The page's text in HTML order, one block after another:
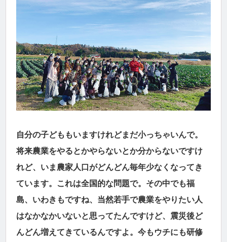
自分の子どももいますけれどまだ小っちゃいんで。
将来農業をやるとかやらないとか分からないですけ
れど、いま農家人口がどんどん毎年少なくなってき
ています。これは全国的な問題で。その中でも福
島、いわきもですね、当然若手で農業をやりたい人
はなかなかいないと思ってたんですけど、震災後ど
んどん増えてきているんですよ。今もウチにも研修